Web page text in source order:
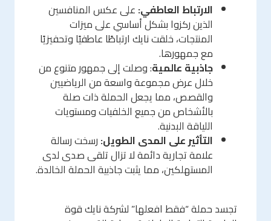
الارتباط العاطفي: على عكس المنافسين
الذين ركزوا بشكل أساسي على ميزات
المنتجات، خلقت نايك ارتباطًا عاطفيًا وتحفيزيًا
مع جمهورها.
جاذبية عالمية: وصلت إلى جمهور متنوع من
خلال عرض مجموعة واسعة من الرياضيين
والقصص، مما يجعل الحملة ذات صلة
بالأشخاص من جميع الخلفيات ومستويات
اللياقة البدنية.
التأثير على المدى الطويل: رسخت رسالة
علامة تجارية دائمة لا تزال تلقى صدى لدى
المستهلكين، مما يثبت جاذبية الحملة الخالدة.
تجسد حملة “فقط افعلها” لشركة نايك قوة